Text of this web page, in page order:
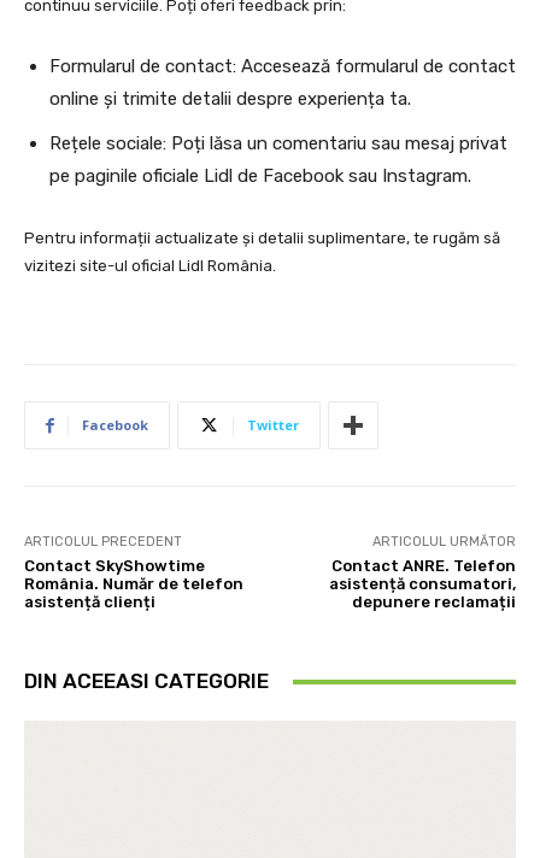
continuu serviciile. Poți oferi feedback prin:
Formularul de contact: Accesează formularul de contact
online și trimite detalii despre experiența ta.
Rețele sociale: Poți lăsa un comentariu sau mesaj privat
pe paginile oficiale Lidl de Facebook sau Instagram.
Pentru informații actualizate și detalii suplimentare, te rugăm să
vizitezi site-ul oficial Lidl România.
Facebook Twitter
ARTICOLUL PRECEDENT
Contact SkyShowtime
România. Număr de telefon
asistență clienți
ARTICOLUL URMĂTOR
Contact ANRE. Telefon
asistență consumatori,
depunere reclamații
DIN ACEEASI CATEGORIE